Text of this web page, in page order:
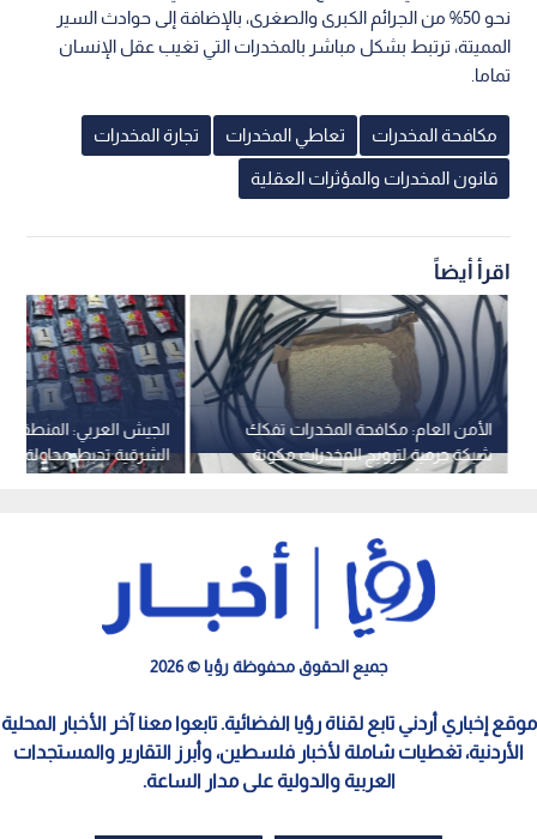
نحو 50% من الجرائم الكبرى والصغرى، بالإضافة إلى حوادث السير
المميتة، ترتبط بشكل مباشر بالمخدرات التي تغيب عقل الإنسان
تماما.
مكافحة المخدرات تعاطي المخدرات تجارة المخدرات
قانون المخدرات والمؤثرات العقلية
اقرأ أيضاً
الجيش العربي: المنطقة
الشرقية تحبط محاولة
مخدرة بوسطة بالونات
الأمن العام: مكافحة المخدرات تفكك
شبكة جرمية لترويج المخدرات مكونة
من تسعة أشخاص في العاصمة
جميع الحقوق محفوظة رؤيا © 2026
موقع إخباري أردني تابع لقناة رؤيا الفضائية. تابعوا معنا آخر الأخبار المحلية
الأردنية، تغطيات شاملة لأخبار فلسطين، وأبرز التقارير والمستجدات
العربية والدولية على مدار الساعة.